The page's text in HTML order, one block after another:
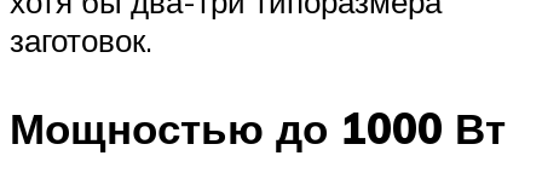
заготовок.
Мощностью до 1000 Вт